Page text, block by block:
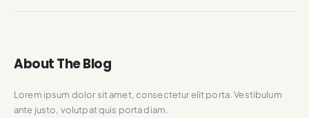
About The Blog
Lorem ipsum dolor sit amet, consectetur elit porta. Vestibulum
ante justo, volutpat quis porta diam.